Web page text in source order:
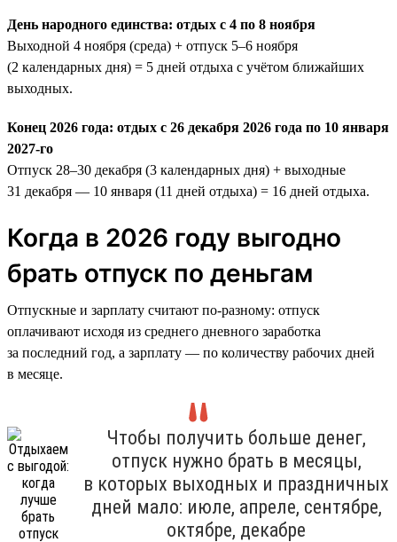
День народного единства: отдых с 4 по 8 ноября
Выходной 4 ноября (среда) + отпуск 5–6 ноября
(2 календарных дня) = 5 дней отдыха с учётом ближайших
выходных.
Конец 2026 года: отдых с 26 декабря 2026 года по 10 января
2027-го
Отпуск 28–30 декабря (3 календарных дня) + выходные
31 декабря — 10 января (11 дней отдыха) = 16 дней отдыха.
Когда в 2026 году выгодно
брать отпуск по деньгам
Отпускные и зарплату считают по-разному: отпуск
оплачивают исходя из среднего дневного заработка
за последний год, а зарплату — по количеству рабочих дней
в месяце.
Чтобы получить больше денег,
отпуск нужно брать в месяцы,
в которых выходных и праздничных
дней мало: июле, апреле, сентябре,
октябре, декабре